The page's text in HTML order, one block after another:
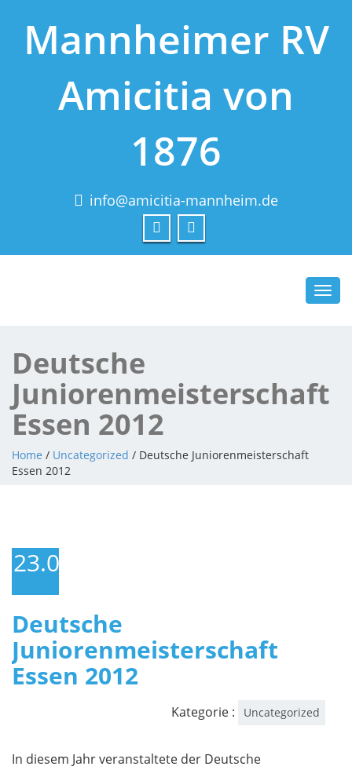
Mannheimer RV
Amicitia von
1876
info@amicitia-mannheim.de
Deutsche
Juniorenmeisterschaft
Essen 2012
Home / Uncategorized / Deutsche Juniorenmeisterschaft
Essen 2012
23.06.2012
Deutsche
Juniorenmeisterschaft
Essen 2012
Kategorie : Uncategorized
In diesem Jahr veranstaltete der Deutsche